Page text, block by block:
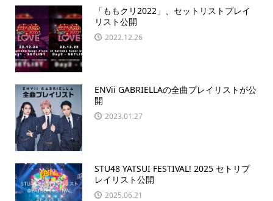
「ももクリ2022」、セットリストプレイ
リスト公開
2022.12.26
ENVii GABRIELLAの全曲プレイリストが公
開
2023.01.27
STU48 YATSUI FESTIVAL! 2025 セトリプ
レイリスト公開
2025.06.21